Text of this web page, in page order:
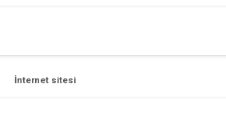
İnternet sitesi